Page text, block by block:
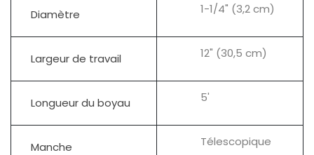
Diamètre 1-1/4" (3,2 cm)
Largeur de travail 12" (30,5 cm)
Longueur du boyau 5'
Manche Télescopique